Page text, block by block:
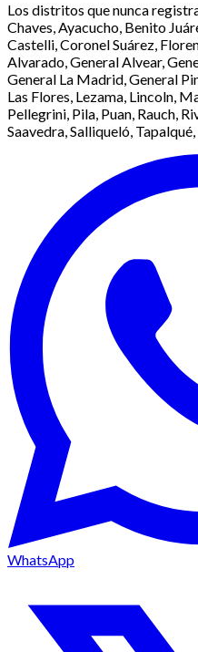
Los distritos que nunca
Chaves, Ayacucho, Benito
Castelli, Coronel Suárez,
Alvarado, General Alvear,
General La Madrid, General
Las Flores, Lezama, Lincoln,
Pellegrini, Pila, Puan, Rauch,
Saavedra, Salliqueló,
WhatsApp